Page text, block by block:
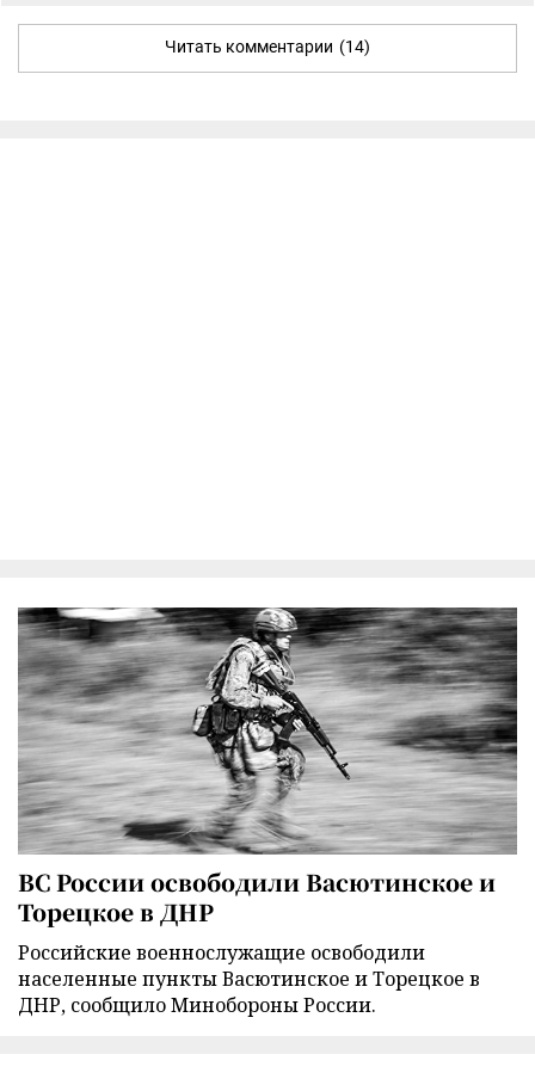
Читать комментарии (14)
ВС России освободили Васютинское и
Торецкое в ДНР
Российские военнослужащие освободили
населенные пункты Васютинское и Торецкое в
ДНР, сообщило Минобороны России.